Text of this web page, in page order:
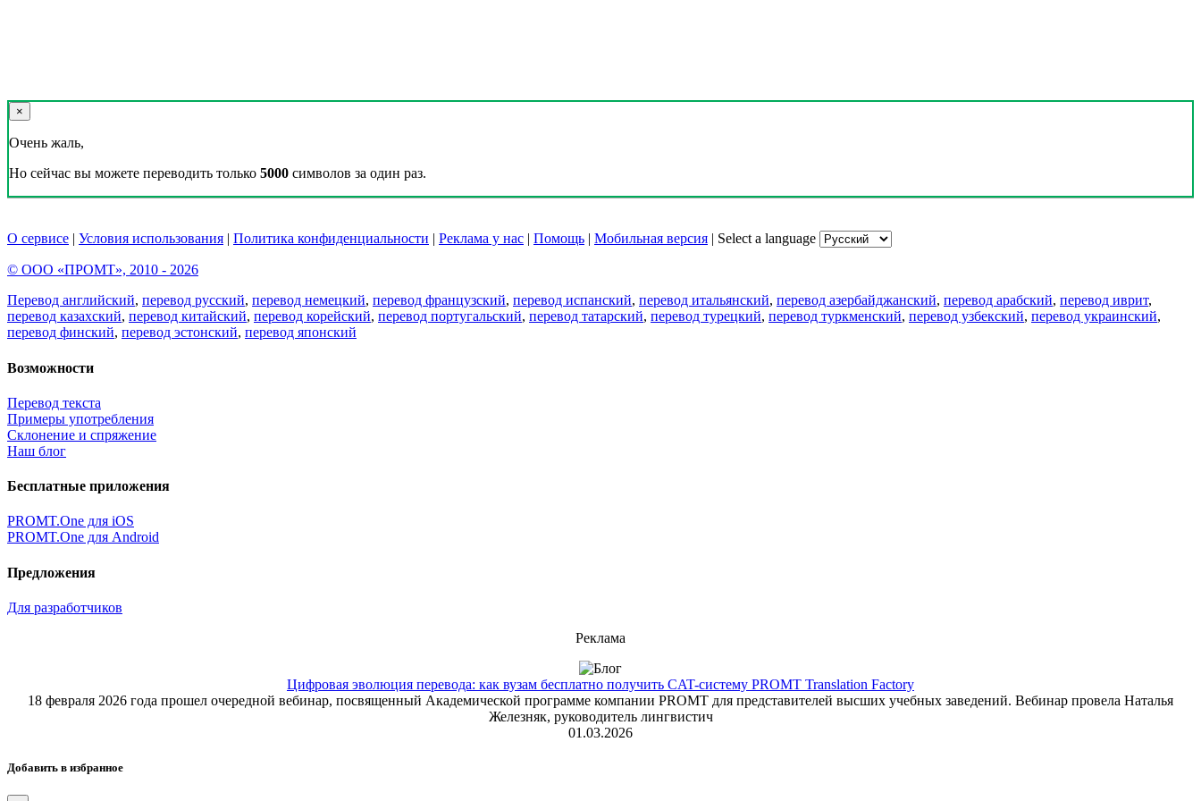
×
Очень жаль,
Но сейчас вы можете переводить только 5000 символов за один раз.
О сервисе | Условия использования | Политика конфиденциальности | Реклама у нас | Помощь | Мобильная версия | Select a language
© ООО «ПРОМТ», 2010 - 2026
Перевод английский, перевод русский, перевод немецкий, перевод французский, перевод испанский, перевод итальянский, перевод азербайджанский, перевод арабский, перевод иврит,
перевод казахский, перевод китайский, перевод корейский, перевод португальский, перевод татарский, перевод турецкий, перевод туркменский, перевод узбекский, перевод украинский,
перевод финский, перевод эстонский, перевод японский
Возможности
Перевод текста
Примеры употребления
Склонение и спряжение
Наш блог
Бесплатные приложения
PROMT.One для iOS
PROMT.One для Android
Предложения
Для разработчиков
Реклама
Цифровая эволюция перевода: как вузам бесплатно получить CAT-систему PROMT Translation Factory
18 февраля 2026 года прошел очередной вебинар, посвященный Академической программе компании PROMT для представителей высших учебных заведений. Вебинар провела Наталья
Железняк, руководитель лингвистич
01.03.2026
Добавить в избранное